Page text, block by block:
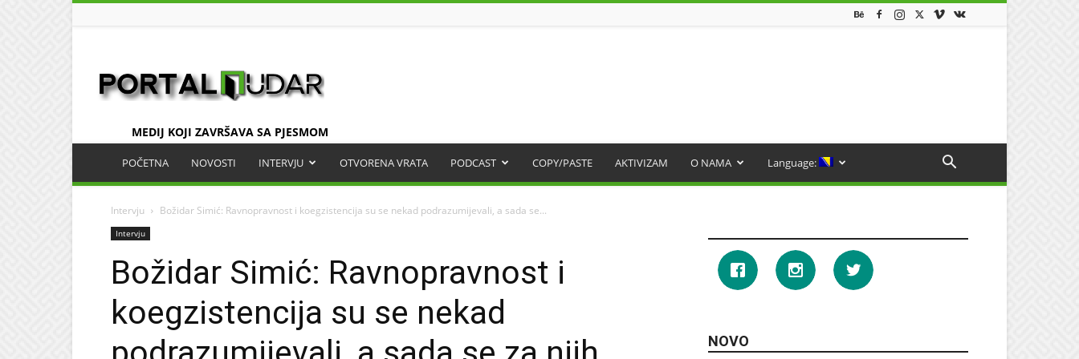
MEDIJ KOJI ZAVRŠAVA SA PJESMOM
POČETNA NOVOSTI INTERVJU OTVORENA VRATA PODCAST COPY/PASTE AKTIVIZAM O NAMA Language:
Intervju Božidar Simić: Ravnopravnost i koegzistencija su se nekad podrazumijevali, a sada se...
Intervju
Božidar Simić: Ravnopravnost i
koegzistencija su se nekad
NOVO